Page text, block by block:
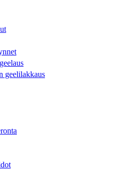
geelilakkaus